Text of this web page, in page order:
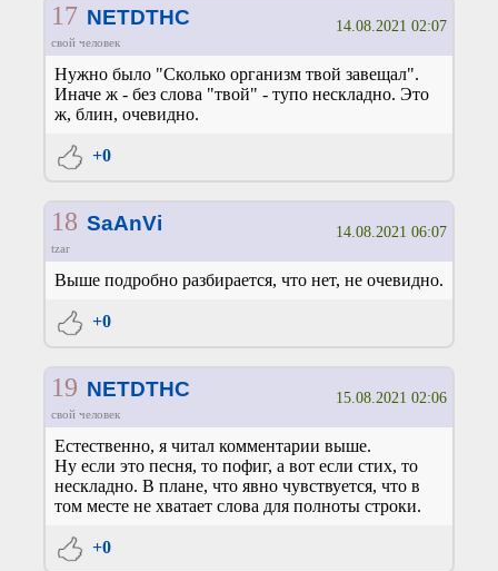
17 NETDTHC
свой человек
14.08.2021 02:07
Нужно было "Сколько организм твой завещал".
Иначе ж - без слова "твой" - тупо нескладно. Это
ж, блин, очевидно.
+0
18 SaAnVi
tzar
14.08.2021 06:07
Выше подробно разбирается, что нет, не очевидно.
+0
19 NETDTHC
свой человек
15.08.2021 02:06
Естественно, я читал комментарии выше.
Ну если это песня, то пофиг, а вот если стих, то
нескладно. В плане, что явно чувствуется, что в
том месте не хватает слова для полноты строки.
+0